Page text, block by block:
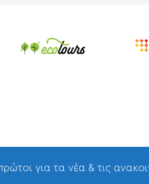
για τα νέα & τις